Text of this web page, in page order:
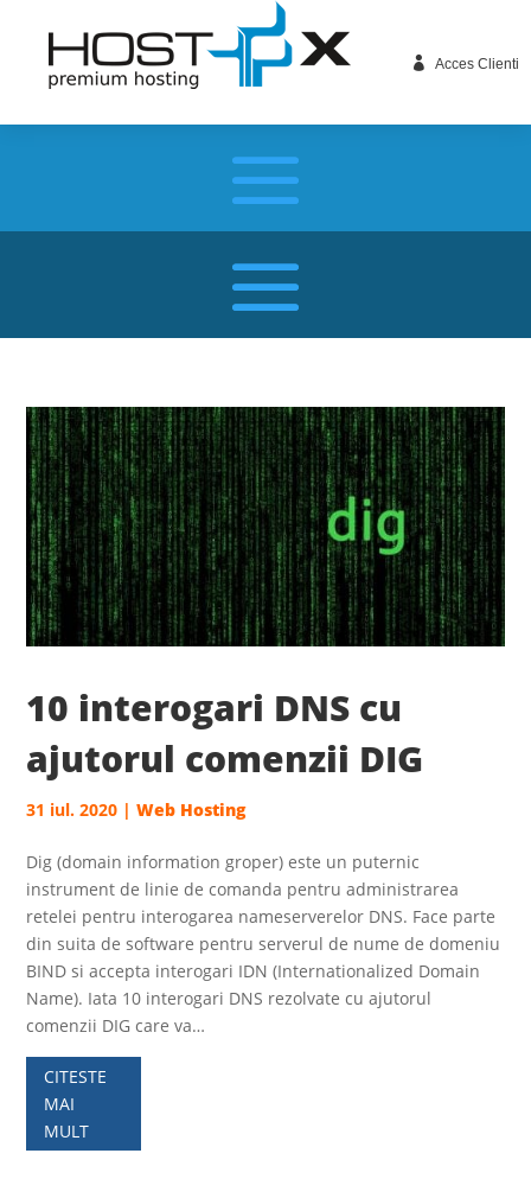
 Acces Clienti
10 interogari DNS cu
ajutorul comenzii DIG
31 iul. 2020 |Web Hosting
Dig (domain information groper) este un puternic
instrument de linie de comanda pentru administrarea
retelei pentru interogarea nameserverelor DNS. Face parte
din suita de software pentru serverul de nume de domeniu
BIND si accepta interogari IDN (Internationalized Domain
Name). Iata 10 interogari DNS rezolvate cu ajutorul
comenzii DIG care va…
CITESTE
MAI
MULT